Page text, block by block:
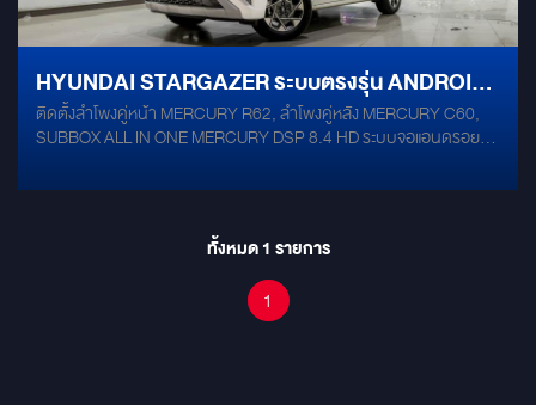
HYUNDAI STARGAZER ระบบตรงรุ่น ANDROID
ขนาด 9" พร้อมจอหัวหมอน ชุดเครื่องเสียง
ติดตั้งลำโพงคู่หน้า MERCURY R62, ลำโพงคู่หลัง MERCURY C60,
SUBBOX ALL IN ONE MERCURY DSP 8.4 HD ระบบจอแอนดรอยด์
หมอน ขนาด 12 นิ้ว เพิ่มแดมป์ลดแรงสั่นสะเทือน เพิ่มมิติเวทีด้วยแดมป์
ทั้งหมด1 รายการ
1